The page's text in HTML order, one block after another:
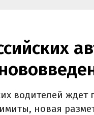
водителей
новая